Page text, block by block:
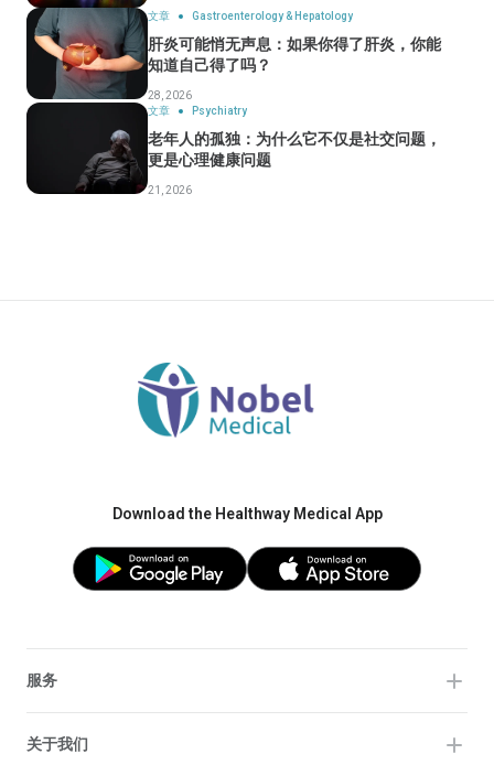
文章
Gastroenterology & Hepatology
肝炎可能悄无声息：如果你得了肝炎，你能
知道自己得了吗？
28, 2026
文章
Psychiatry
老年人的孤独：为什么它不仅是社交问题，
更是心理健康问题
21, 2026
Download the Healthway Medical App
服务
关于我们